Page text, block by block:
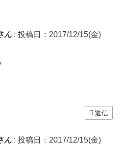
ん : 投稿日：2017/12/15(金)
返信
ん : 投稿日：2017/12/15(金)